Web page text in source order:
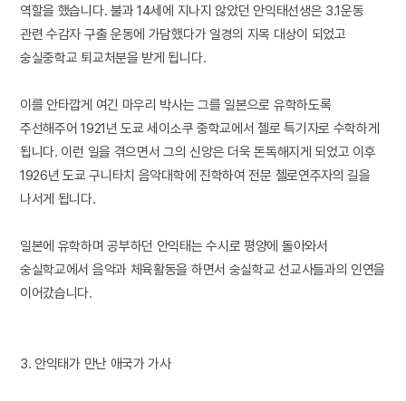
역할을 했습니다. 불과 14세에 지나지 않았던 안익태선생은 3.1운동
관련 수감자 구출 운동에 가담했다가 일경의 지목 대상이 되었고
숭실중학교 퇴교처분을 받게 됩니다.
이를 안타깝게 여긴 마우리 박사는 그를 일본으로 유학하도록
주선해주어 1921년 도쿄 세이소쿠 중학교에서 첼로 특기자로 수학하게
됩니다. 이런 일을 겪으면서 그의 신앙은 더욱 돈독해지게 되었고 이후
1926년 도쿄 구니타치 음악대학에 진학하여 전문 첼로연주자의 길을
나서게 됩니다.
일본에 유학하며 공부하던 안익태는 수시로 평양에 돌아와서
숭실학교에서 음악과 체육활동을 하면서 숭실학교 선교사들과의 인연을
이어갔습니다.
3. 안익태가 만난 애국가 가사